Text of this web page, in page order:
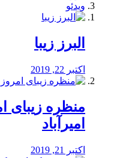
ویدئو
البرز زیبا
اکتبر 22, 2019
منظره‌‌ زیبای
امیرآباد
اکتبر 21, 2019